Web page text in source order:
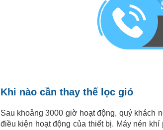
Khi nào cần thay thế lọc gió
Sau khoảng 3000 giờ hoạt động, quý khách
điều kiện hoạt động của thiết bị. Máy nén